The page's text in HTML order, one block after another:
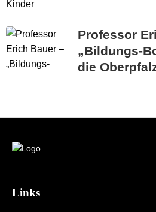
Professor
„Bildungs-
die
Links